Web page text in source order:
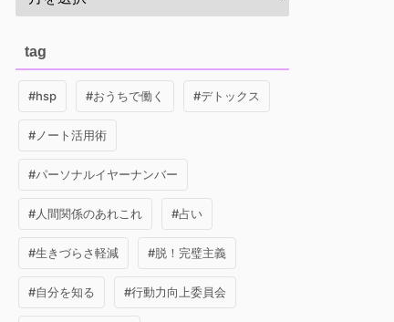
tag
#hsp #おうちで働く #デトックス
#ノート活用術
#パーソナルイヤーナンバー
#人間関係のあれこれ #占い
#生きづらさ軽減 #脱！完璧主義
#自分を知る #行動力向上委員会